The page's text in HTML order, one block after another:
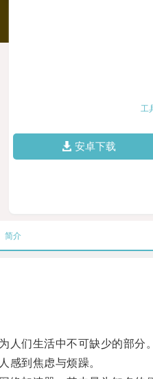
工
安卓下载
简介
们生活中不可缺少的部分。
到焦虑与烦躁。